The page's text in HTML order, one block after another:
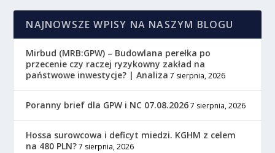
NAJNOWSZE WPISY NA NASZYM BLOGU
Mirbud (MRB:GPW) – Budowlana perełka po
przecenie czy raczej ryzykowny zakład na
państwowe inwestycje? | Analiza 7 sierpnia, 2026
Poranny brief dla GPW i NC 07.08.2026 7 sierpnia, 2026
Hossa surowcowa i deficyt miedzi. KGHM z celem
na 480 PLN? 7 sierpnia, 2026